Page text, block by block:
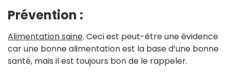
Prévention :
Alimentation saine. Ceci est peut-être une évidence
car une bonne alimentation est la base d’une bonne
santé, mais il est toujours bon de le rappeler.